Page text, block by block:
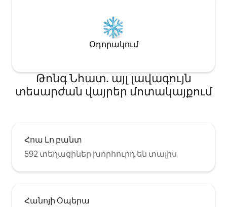
Օդորակում
Թոնգ Նհատ․ այլ լավագույն
տեսարժան վայրեր մոտակայքում
Հոա Լո բանտ
592 տեղացիներ խորհուրդ են տալիս
Հանոյի Օպերա